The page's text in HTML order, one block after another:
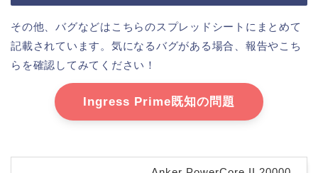
その他、バグなどはこちらのスプレッドシートにまとめて
記載されています。気になるバグがある場合、報告やこち
らを確認してみてください！
Ingress Prime既知の問題